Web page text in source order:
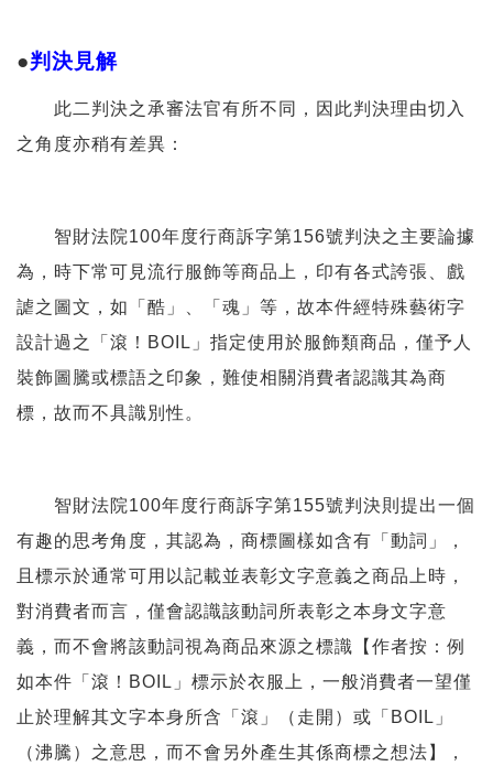
●判決見解
此二判決之承審法官有所不同，因此判決理由切入
之角度亦稍有差異：
智財法院100年度行商訴字第156號判決之主要論據
為，時下常可見流行服飾等商品上，印有各式誇張、戲
謔之圖文，如「酷」、「魂」等，故本件經特殊藝術字
設計過之「滾！BOIL」指定使用於服飾類商品，僅予人
裝飾圖騰或標語之印象，難使相關消費者認識其為商
標，故而不具識別性。
智財法院100年度行商訴字第155號判決則提出一個
有趣的思考角度，其認為，商標圖樣如含有「動詞」，
且標示於通常可用以記載並表彰文字意義之商品上時，
對消費者而言，僅會認識該動詞所表彰之本身文字意
義，而不會將該動詞視為商品來源之標識【作者按：例
如本件「滾！BOIL­­­­」標示於衣服上，一般消費者一望僅
止於理解其文字本身所含「滾」（走開）或「BOIL」
（沸騰）之意思，而不會另外產生其係商標之想法】，